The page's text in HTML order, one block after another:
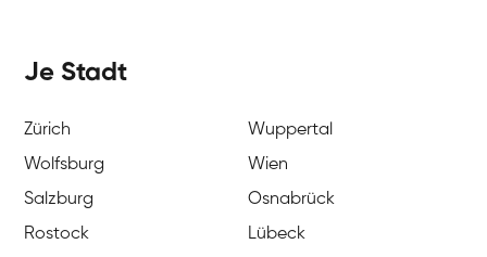
Je Stadt
Zürich
Wuppertal
Wolfsburg
Wien
Salzburg
Osnabrück
Rostock
Lübeck